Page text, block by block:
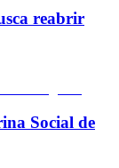
reabrir
Social de